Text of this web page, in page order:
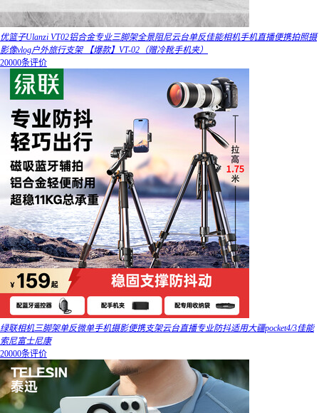
优篮子Ulanzi VT02铝合金专业三脚架全景阻尼云台单反佳能相机手机直播便携拍照摄
影像vlog户外旅行支架 【爆款】VT-02（赠冷靴手机夹）
20000条评价
绿联相机三脚架单反微单手机摄影便携支架云台直播专业防抖适用大疆pocket4/3佳能
索尼富士尼康
20000条评价